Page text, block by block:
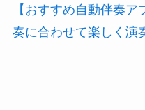
【おすすめ自動伴奏
奏に合わせて楽しく演